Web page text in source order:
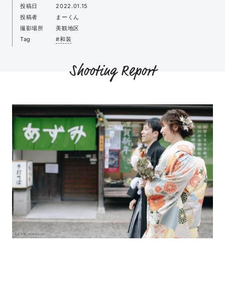
投稿日
2022.01.15
投稿者
まーくん
撮影場所
美観地区
Tag
#和装
Shooting Report